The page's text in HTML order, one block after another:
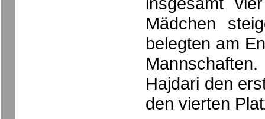
Mädchen
belegten am
Hajdari den
den vierten